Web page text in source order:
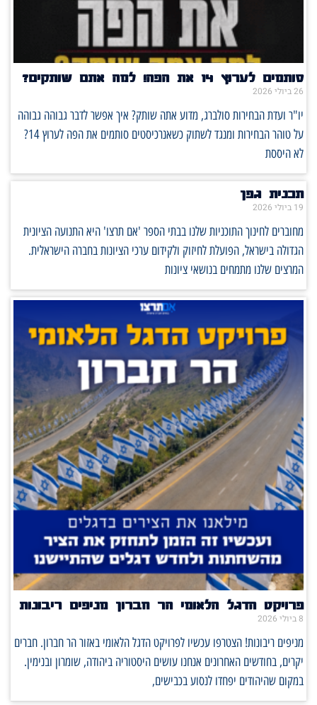
סותמים לערוץ 14 את הפה! למה אתם שותקים?
26 ביולי 2026
יו"ר ועדת הבחירות סולברג, מדוע אתה שותק? איך אפשר לדבר גבוהה גבוהה
על טוהר הבחירות ומנגד לשתוק כשאנרכיסטים סותמים את הפה לערוץ 14?
לא היססת
תכנית גפן
19 ביולי 2026
מחוברים לחינוך התוכניות שלנו בבתי הספר 'אם תרצו' היא התנועה הציונית
הגדולה בישראל, הפועלת לחיזוק ולקידום ערכי הציונות בחברה הישראלית.
המרצים שלנו מתמחים בנושאי ציונות
פרויקט הדגל הלאומי הר חברון מניפים ריבונות
8 ביולי 2026
מניפים ריבונות! הצטרפו עכשיו לפרויקט הדגל הלאומי באזור הר חברון. חברים
יקרים, בחודשים האחרונים אנחנו עושים היסטוריה ביהודה, שומרון ובנימין.
במקום שהיהודים יפחדו לנסוע בכבישים,